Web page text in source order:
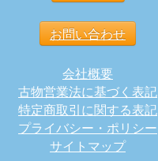
お問い合わせ
会社概要
古物営業法に基づく表記
特定商取引に関する表記
プライバシー・ポリシー
サイトマップ